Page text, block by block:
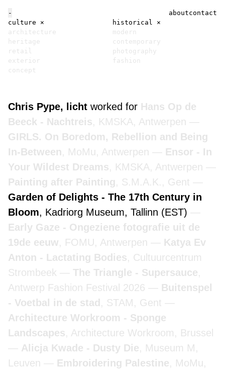
- aboutcontact
culture
×
architecture
heritage
retail
exterior
concept
historical
×
modern
contemporary
photography
fashion
Chris Pype, licht worked for Hans Op de
Beeck - Nachtreis, KMSKA, Antwerpen
GIRLS. On Boredom, Rebellion and Being
In-Between, MoMu, Antwerpen
Ensor - In
Your Wildest Dreams, KMSKA, Antwerpen
Painting after Painting, S.M.A.K., Gent
Garden of Delights - The 17th Century in
Bloom, Kadriorg Museum, Tallinn (EST)
Early Gaze - Ongeziene fotografie uit de
19de eeuw, FOMU, Antwerpen
Katya Ev
Anton - Lactating Bodies, Cultuurcentrum
Strombeek
The Triangle - Supersauce,
Antwerp Fashion Festival 2026
Buitenspel
- Voetbal in de stad , STAM, Gent
Architecture Workroom - Sponge
Landscapes, Architecture Workroom, Brussel
Alicja Kwade - Dusty Die, Museum M,
Leuven
Embroidering Palestine, MoMu,